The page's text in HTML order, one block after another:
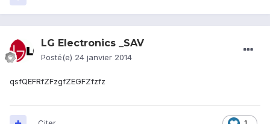
LG Electronics _SAV
Posté(e) 24 janvier 2014
qsfQEFRfZFzgfZEGFZfzfz